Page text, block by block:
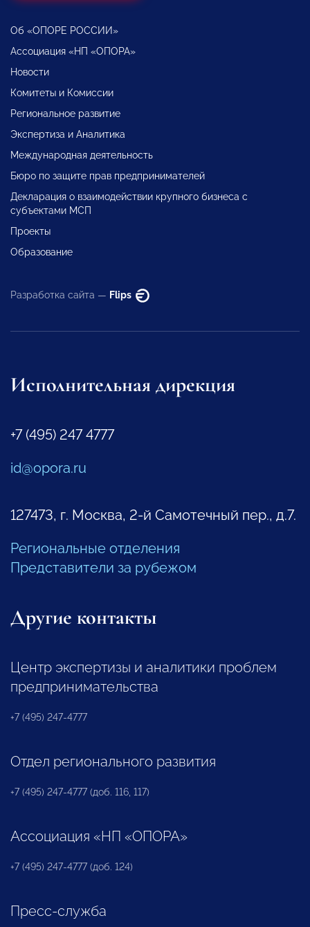
Об «ОПОРЕ РОССИИ»
Ассоциация «НП «ОПОРА»
Новости
Комитеты и Комиссии
Региональное развитие
Экспертиза и Аналитика
Международная деятельность
Бюро по защите прав предпринимателей
Декларация о взаимодействии крупного бизнеса с
субъектами МСП
Проекты
Образование
Разработка сайта — Flips
Исполнительная дирекция
+7 (495) 247 4777
id@opora.ru
127473, г. Москва, 2-й Самотечный пер., д.7.
Региональные отделения
Представители за рубежом
Другие контакты
Центр экспертизы и аналитики проблем
предпринимательства
+7 (495) 247-4777
Отдел регионального развития
+7 (495) 247-4777 (доб. 116, 117)
Ассоциация «НП «ОПОРА»
+7 (495) 247-4777 (доб. 124)
Пресс-служба